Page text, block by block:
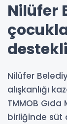
Nilüfer
Nilüfer
alışkanlığı
TMMOB
birliğinde süt